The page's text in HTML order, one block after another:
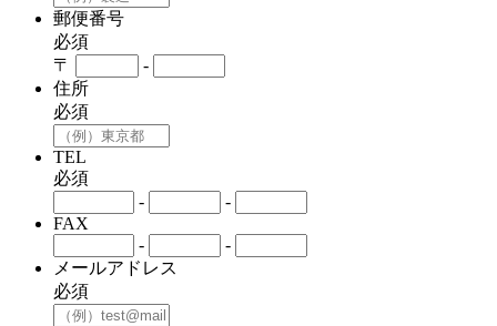
郵便番号
必須
〒
-
住所
必須
TEL
必須
-
-
FAX
-
-
メールアドレス
必須